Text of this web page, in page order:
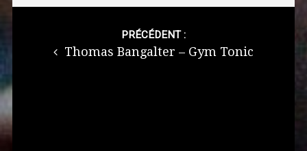
PRÉCÉDENT :
Thomas Bangalter – Gym Tonic